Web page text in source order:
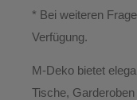
* Bei weiteren
Verfügung.
M-Deko bietet
Tische,